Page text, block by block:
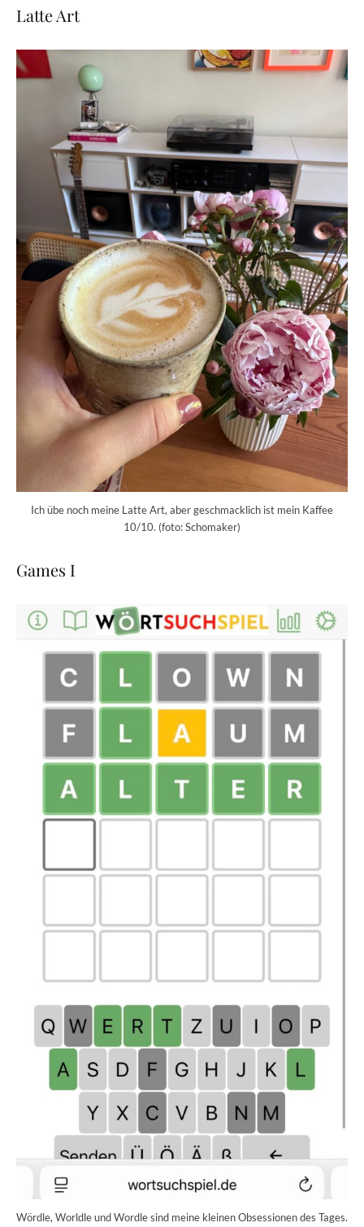
Latte Art
Ich übe noch meine Latte Art, aber geschmacklich ist mein Kaffee
10/10. (foto: Schomaker)
Games I
Wördle, Worldle und Wordle sind meine kleinen Obsessionen des Tages.